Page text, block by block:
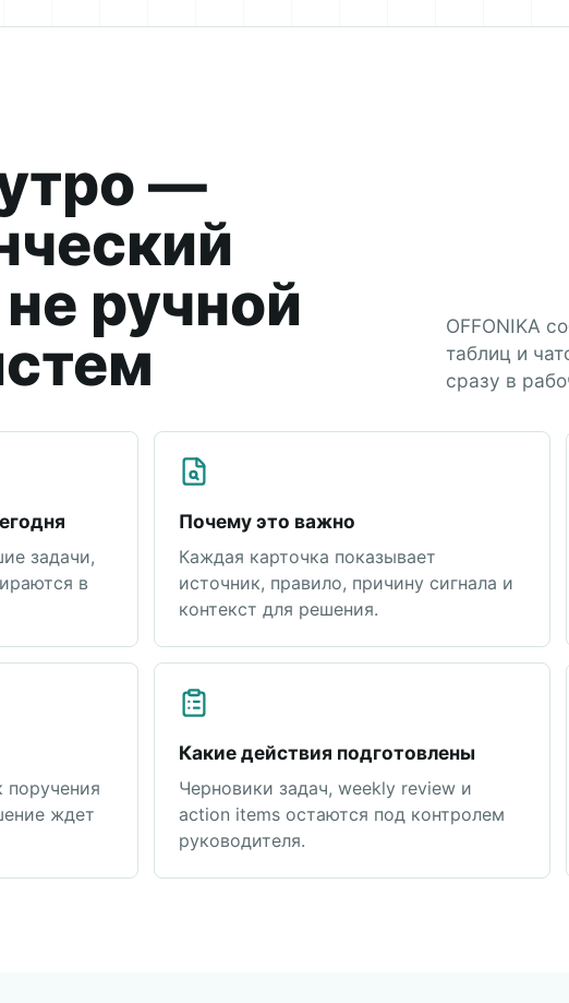
—
ручной
OFFONIKA
таблиц и
сразу в
задачи,
в
Почему это важно
Каждая карточка показывает
источник, правило, причину сигнала и
контекст для решения.
поручения
ждет
Какие действия подготовлены
Черновики задач, weekly review и
action items остаются под контролем
руководителя.